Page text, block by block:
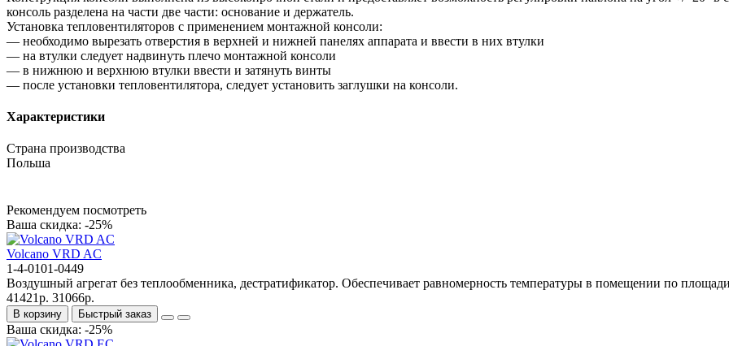
консоль разделена на части две части: основание и держатель.
Установка тепловентиляторов с применением монтажной консоли:
— необходимо вырезать отверстия в верхней и нижней панелях аппарата и ввести в них втулки
— на втулки следует надвинуть плечо монтажной консоли
— в нижнюю и верхнюю втулки ввести и затянуть винты
— после установки тепловентилятора, следует установить заглушки на консоли.
Характеристики
Страна производства
Польша
Рекомендуем посмотреть
Ваша скидка: -25%
Volcano VRD AC
1-4-0101-0449
Воздушный агрегат без теплообменника, дестратификатор. Обеспечивает равномерность температуры в помещении по
41421р. 31066р.
В корзину Быстрый заказ
Ваша скидка: -25%